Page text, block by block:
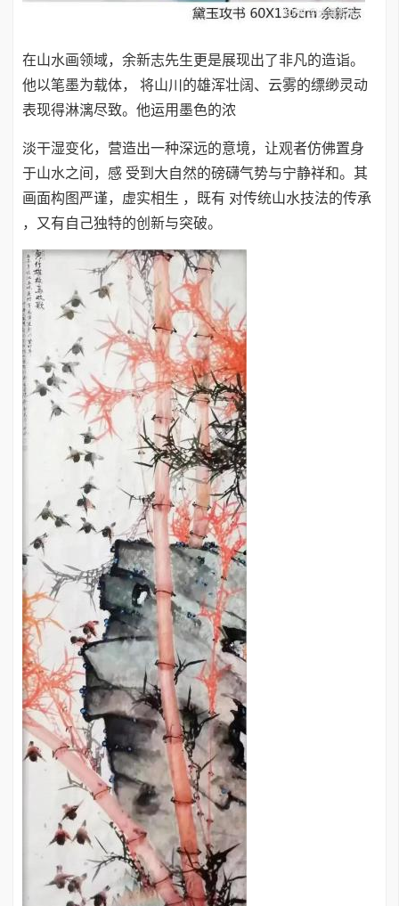
在山水画领域，余新志先生更是展现出了非凡的造诣。
他以笔墨为载体， 将山川的雄浑壮阔、云雾的缥缈灵动
表现得淋漓尽致。他运用墨色的浓
淡干湿变化，营造出一种深远的意境，让观者仿佛置身
于山水之间，感 受到大自然的磅礴气势与宁静祥和。其
画面构图严谨，虚实相生 ，既有 对传统山水技法的传承
，又有自己独特的创新与突破。